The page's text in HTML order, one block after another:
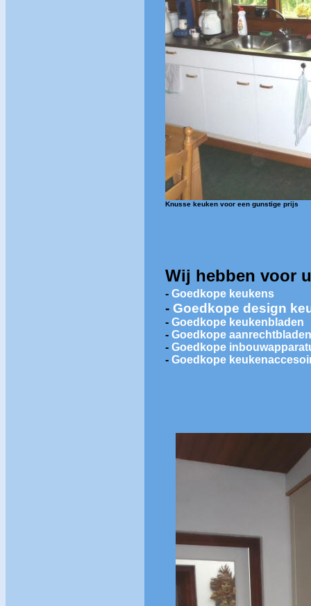
Knusse keuken voor een gunstige prijs
Wij hebben voor
- Goedkope keukens
- Goedkope design
- Goedkope keukenbladen
- Goedkope aanrechtbladen
- Goedkope
- Goedkope